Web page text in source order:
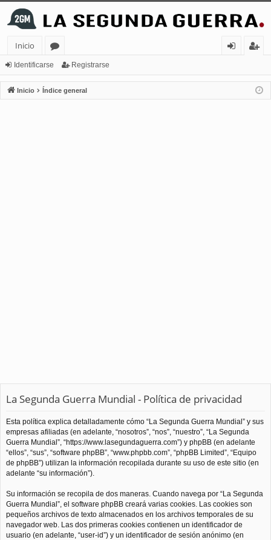
Inicio
or
os
nt
ifi
ist
ra
Identificarse Registrarse
Inicio Índice general
La Segunda Guerra Mundial - Política de privacidad
Esta política explica detalladamente cómo “La Segunda Guerra Mundial” y sus
empresas afiliadas (en adelante, “nosotros”, “nos”, “nuestro”, “La Segunda
Guerra Mundial”, “https://www.lasegundaguerra.com”) y phpBB (en adelante
“ellos”, “sus”, “software phpBB”, “www.phpbb.com”, “phpBB Limited”, “Equipo
de phpBB”) utilizan la información recopilada durante su uso de este sitio (en
adelante “su información”).
Su información se recopila de dos maneras. Cuando navega por “La Segunda
Guerra Mundial”, el software phpBB creará varias cookies. Las cookies son
pequeños archivos de texto almacenados en los archivos temporales de su
navegador web. Las dos primeras cookies contienen un identificador de
usuario (en adelante, “user-id”) y un identificador de sesión anónimo (en